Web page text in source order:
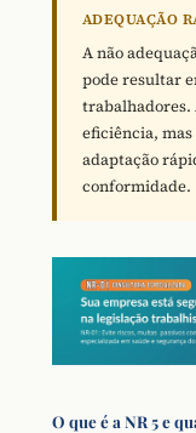
ADEQUAÇÃO
A não
pode resultar
trabalhadores.
eficiência, mas
adaptação
conformidade.
O que é a NR 5 e